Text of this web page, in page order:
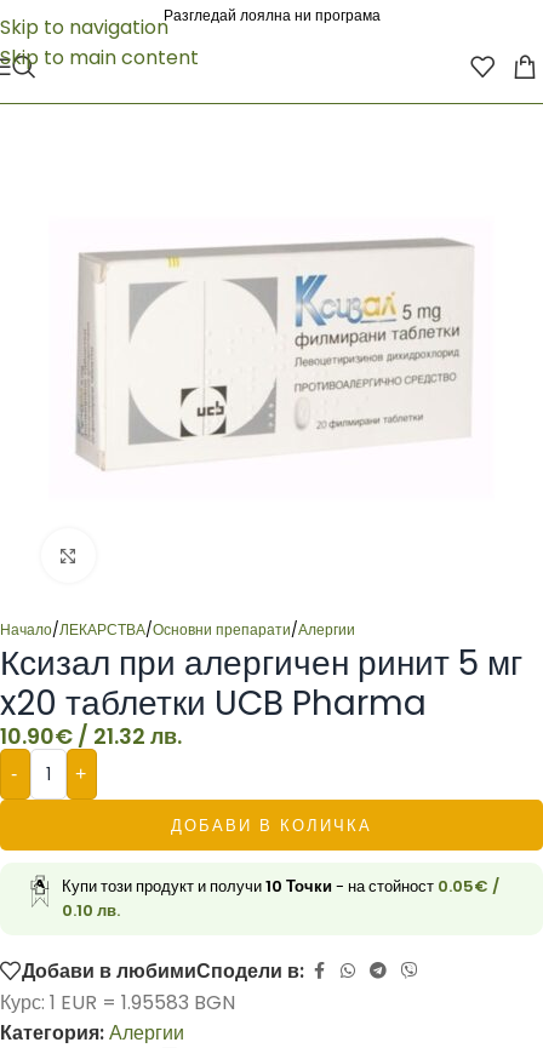
Skip to navigation
Skip to main content
Разгледай лоялна ни програма
Начало/ЛЕКАРСТВА/Основни препарати/Алергии
Ксизал при алергичен ринит 5 мг
x20 таблетки UCB Pharma
10.90€ / 21.32 лв.
- +
ДОБАВИ В КОЛИЧКА
Купи този продукт и получи10 Точки- на стойност 0.05€ /
0.10 лв.
Добави в любимиСподели в:
Курс: 1 EUR = 1.95583 BGN
Категория:Алергии